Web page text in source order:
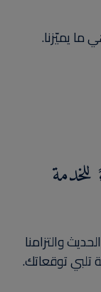
يميّزنا.
والتزامنا
توقعاتك.